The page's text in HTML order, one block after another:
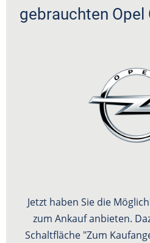
gebrauchten Opel
Jetzt haben Sie die
zum Ankauf anbieten.
Schaltfläche "Zum